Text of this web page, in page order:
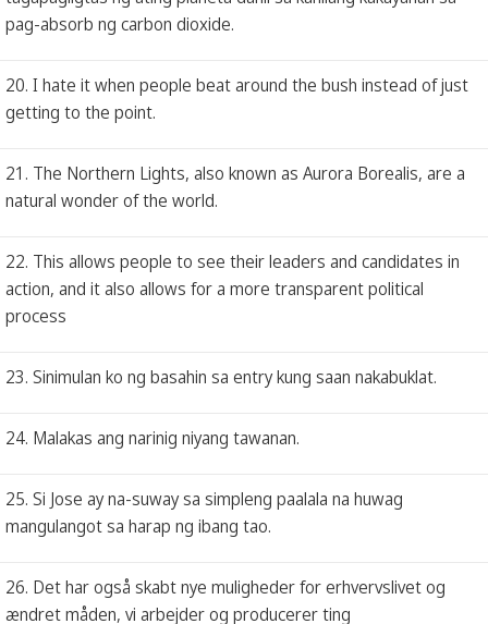
pag-absorb ng carbon dioxide.
20. I hate it when people beat around the bush instead of just
getting to the point.
21. The Northern Lights, also known as Aurora Borealis, are a
natural wonder of the world.
22. This allows people to see their leaders and candidates in
action, and it also allows for a more transparent political
process
23. Sinimulan ko ng basahin sa entry kung saan nakabuklat.
24. Malakas ang narinig niyang tawanan.
25. Si Jose ay na-suway sa simpleng paalala na huwag
mangulangot sa harap ng ibang tao.
26. Det har også skabt nye muligheder for erhvervslivet og
ændret måden, vi arbejder og producerer ting